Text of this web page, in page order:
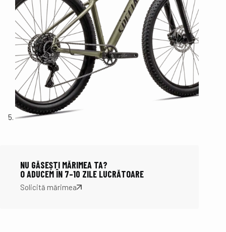
NU GĂSEȘTI MĂRIMEA TA?
O ADUCEM ÎN 7–10 ZILE LUCRĂTOARE
Solicită mărimea